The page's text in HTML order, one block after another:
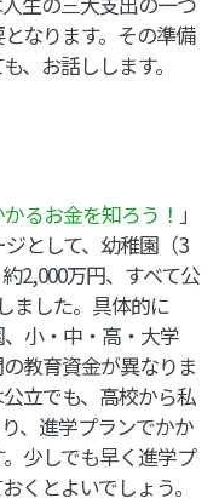
なります。その準備
、お話しします。
るお金を知ろう！ 」
として、幼稚園（3
2,000万円、すべて公
ました。具体的に
小・中・高・大学
教育資金が異なりま
立でも、高校から私
、進学プランでかか
少しでも早く進学プ
くとよいでしょう。